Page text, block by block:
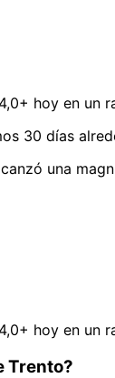
hoy en un
30 días
una
hoy en un
Trento?